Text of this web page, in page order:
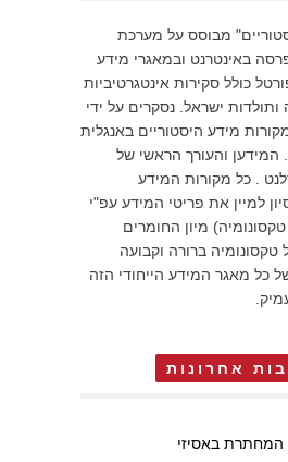
מבוסס על מערכת
באינטרנט ובמאגרי מידע
כולל סקירות אינטגרטיביות
ישראל. נסקרים על ידי
מידע היסטוריים באנגלית
המידען והעורך הראשי של
. כל מקורות המידע
למיין את פריטי המידע עפ"י
מיון החומרים
טקסונומיה ברורה וקבועה
כל מאגר המידע הייחודי הזה
אחרונות
המחתרת באסיזי